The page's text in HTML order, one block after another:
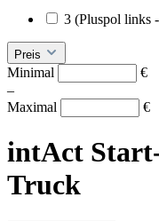
3 (Pluspol links
Preis
Minimal
€
–
Maximal
€
intAct
Truck